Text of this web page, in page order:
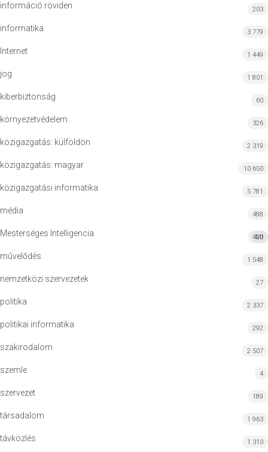
információ röviden 203
informatika 3 779
Internet 1 449
jog 1 801
kiberbiztonság 60
környezetvédelem 326
közigazgatás: külföldön 2 319
közigazgatás: magyar 10 650
közigazgatási informatika 5 781
média 488
Mesterséges Intelligencia MI
420
művelődés 1 548
nemzetközi szervezetek 27
politika 2 337
politikai informatika 292
szakirodalom 2 507
szemle 4
szervezet 189
társadalom 1 963
távközlés 1 310